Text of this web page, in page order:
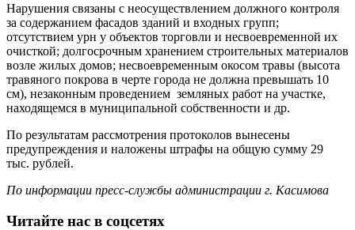
Нарушения связаны с неосуществлением должного контроля
за содержанием фасадов зданий и входных групп;
отсутствием урн у объектов торговли и несвоевременной их
очисткой; долгосрочным хранением строительных материалов
возле жилых домов; несвоевременным окосом травы (высота
травяного покрова в черте города не должна превышать 10
см), незаконным проведением земляных работ на участке,
находящемся в муниципальной собственности и др.
По результатам рассмотрения протоколов вынесены
предупреждения и наложены штрафы на общую сумму 29
тыс. рублей.
По информации пресс-службы администрации г. Касимова
Читайте нас в соцсетях